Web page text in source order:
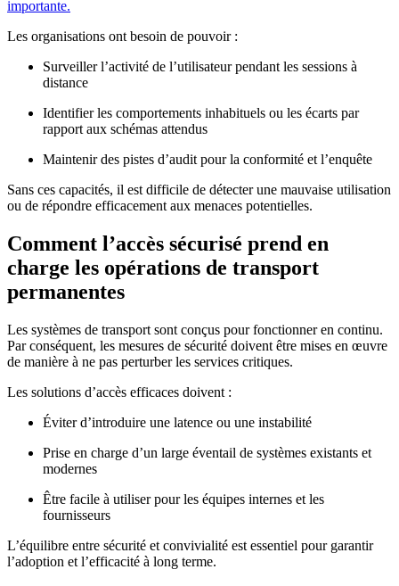
importante.
Les organisations ont besoin de pouvoir :
Surveiller l’activité de l’utilisateur pendant les sessions à
distance
Identifier les comportements inhabituels ou les écarts par
rapport aux schémas attendus
Maintenir des pistes d’audit pour la conformité et l’enquête
Sans ces capacités, il est difficile de détecter une mauvaise utilisation
ou de répondre efficacement aux menaces potentielles.
Comment l’accès sécurisé prend en
charge les opérations de transport
permanentes
Les systèmes de transport sont conçus pour fonctionner en continu.
Par conséquent, les mesures de sécurité doivent être mises en œuvre
de manière à ne pas perturber les services critiques.
Les solutions d’accès efficaces doivent :
Éviter d’introduire une latence ou une instabilité
Prise en charge d’un large éventail de systèmes existants et
modernes
Être facile à utiliser pour les équipes internes et les
fournisseurs
L’équilibre entre sécurité et convivialité est essentiel pour garantir
l’adoption et l’efficacité à long terme.